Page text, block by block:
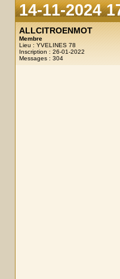
14-11-2024
ALLCITROENMOT
Membre
Lieu : YVELINES 78
Inscription : 26-01-2022
Messages : 304